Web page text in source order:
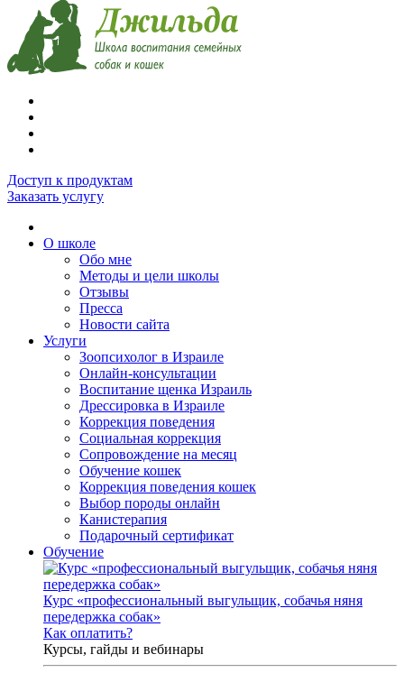
Доступ к продуктам
Заказать услугу
О школе
Обо мне
Методы и цели школы
Отзывы
Пресса
Новости сайта
Услуги
Зоопсихолог в Израиле
Онлайн-консультации
Воспитание щенка Израиль
Дрессировка в Израиле
Коррекция поведения
Социальная коррекция
Сопровождение на месяц
Обучение кошек
Коррекция поведения кошек
Выбор породы онлайн
Канистерапия
Подарочный сертификат
Обучение
Курс «профессиональный выгульщик, собачья няня
передержка собак»
Как оплатить?
Курсы, гайды и вебинары